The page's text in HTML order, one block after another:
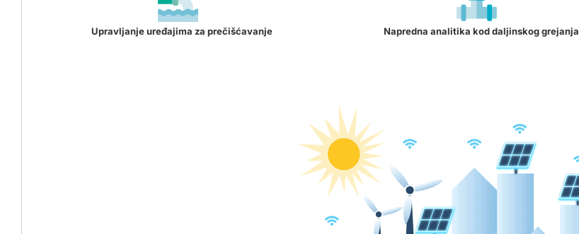
Upravljanje uređajima za prečišćavanje Napredna analitika kod daljinskog grejanja